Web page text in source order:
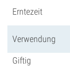
Erntezeit
Verwendung
Giftig